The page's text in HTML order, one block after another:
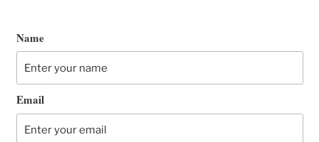
Name
Email